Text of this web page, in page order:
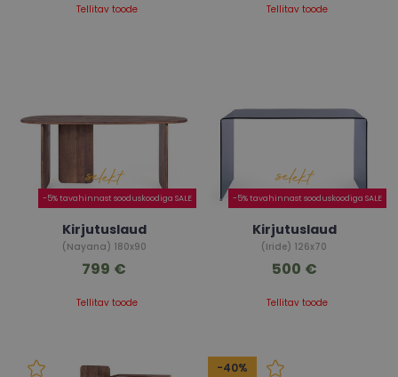
Tellitav toode Tellitav toode
-5% tavahinnast sooduskoodiga SALE
Kirjutuslaud
(Nayana) 180x90
Tellitav toode
799 €
-5% tavahinnast sooduskoodiga SALE
Kirjutuslaud
(Iride) 126x70
Tellitav toode
500 €
-40%